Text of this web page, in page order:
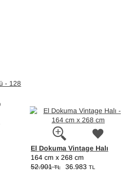
El Dokuma Vintage Halı
164 cm x 268 cm
52.901TL 36.983 TL